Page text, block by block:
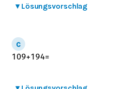
▾ Lösungsvorschlag
109+194=